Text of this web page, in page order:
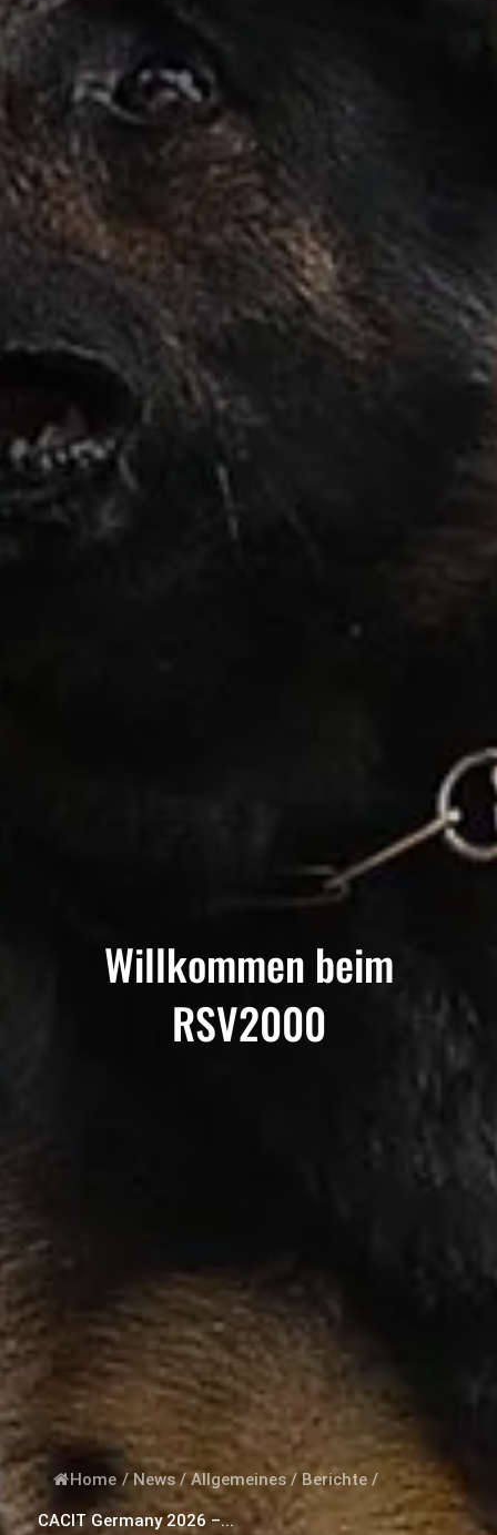
Willkommen beim
RSV2000
Home / News / Allgemeines / Berichte /
CACIT Germany 2026 –...